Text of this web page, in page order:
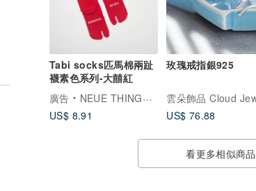
Tabi socks匹馬棉兩趾
襪素色系列-大囍紅
廣告
NEUE THINGS | 澄 清 向 物 |
US$ 8.91
玫瑰戒指銀925
雲朵飾品 Cloud
US$ 76.88
看更多相似商品